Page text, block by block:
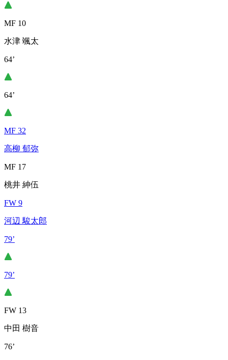
MF 10
水津 颯太
64’
64’
MF 32
高柳 郁弥
MF 17
桃井 紳伍
FW 9
河辺 駿太郎
79’
79’
FW 13
中田 樹音
76’